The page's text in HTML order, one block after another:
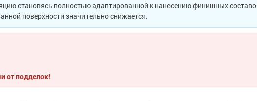
становясь полностью адаптированной к нанесению финишных
поверхности значительно снижается.
от подделок!